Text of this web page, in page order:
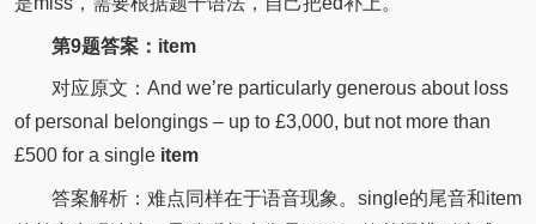
第9题答案：item
对应原文：And we’re particularly generous about loss
of personal belongings – up to £3,000, but not more than
£500 for a singleitem
答案解析：难点同样在于语音现象。single的尾音和item